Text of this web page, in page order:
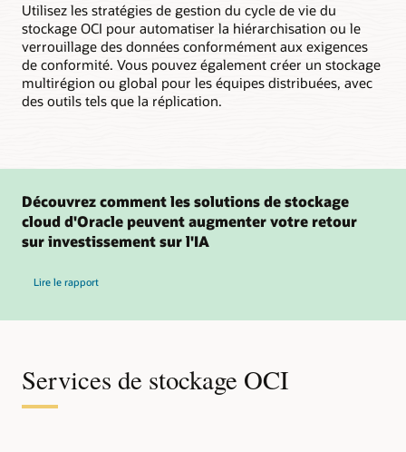
Utilisez les stratégies de gestion du cycle de vie du
stockage OCI pour automatiser la hiérarchisation ou le
verrouillage des données conformément aux exigences
de conformité. Vous pouvez également créer un stockage
multirégion ou global pour les équipes distribuées, avec
des outils tels que la réplication.
Découvrez comment les solutions de stockage
cloud d'Oracle peuvent augmenter votre retour
sur investissement sur l'IA
Lire le rapport
Services de stockage OCI